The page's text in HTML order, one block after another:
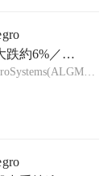
大
跌約6%／技
，短線賣壓明顯
日
盤